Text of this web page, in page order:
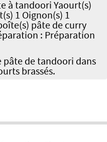
à tandoori Yaourt(s)
1 Oignon(s) 1
pâte de curry
: Préparation
pâte de tandoori dans
brassés.